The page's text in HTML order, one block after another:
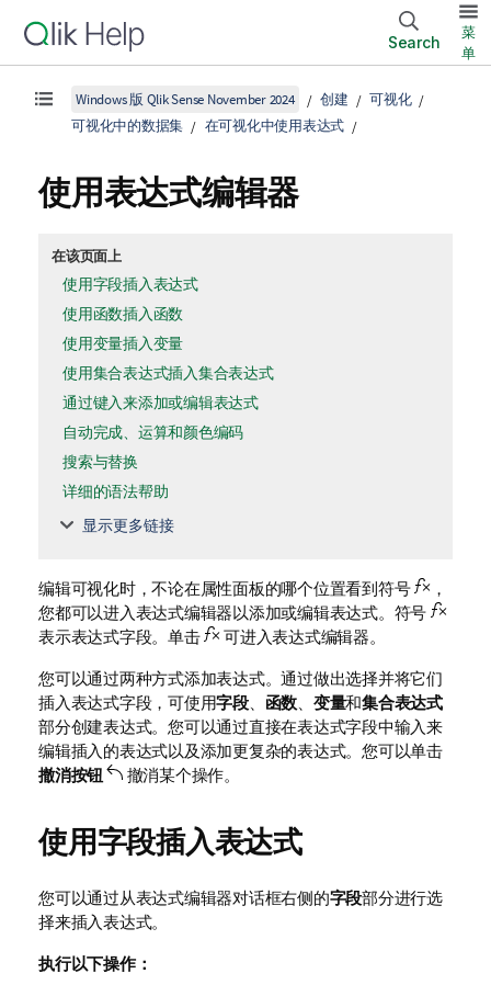
Search
菜
单
Windows 版 Qlik Sense November 2024 创建
可视化
可视化中的数据集
在可视化中使用表达式
使用表达式编辑器
在该页面上
使用字段插入表达式
使用函数插入函数
使用变量插入变量
使用集合表达式插入集合表达式
通过键入来添加或编辑表达式
自动完成、运算和颜色编码
搜索与替换
详细的语法帮助
显示更多链接
编辑可视化时，不论在属性面板的哪个位置看到符号
，
您都可以进入表达式编辑器以添加或编辑表达式。符号
表示表达式字段。单击
可进入表达式编辑器。
您可以通过两种方式添加表达式。通过做出选择并将它们
插入表达式字段，可使用字段、 函数、 变量和集合表达式
部分创建表达式。您可以通过直接在表达式字段中输入来
编辑插入的表达式以及添加更复杂的表达式。您可以单击
撤消按钮
撤消某个操作。
使用字段插入表达式
您可以通过从表达式编辑器对话框右侧的字段部分进行选
择来插入表达式。
执行以下操作：